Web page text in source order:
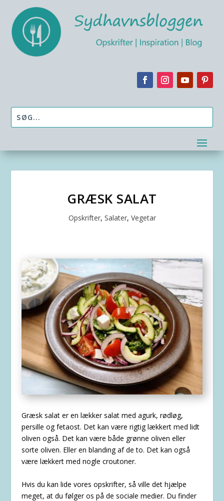
GRÆSK SALAT
Opskrifter, Salater, Vegetar
Græsk salat er en lækker salat med agurk, rødløg,
persille og fetaost. Det kan være rigtig lækkert med lidt
oliven også. Det kan være både grønne oliven eller
sorte oliven. Eller en blanding af de to. Det kan også
være lækkert med nogle croutoner.
Hvis du kan lide vores opskrifter, så ville det hjælpe
meget, at du følger os på de sociale medier. Du finder